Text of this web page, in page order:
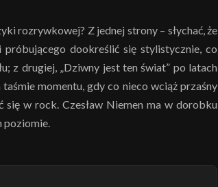
rozrywkowej? Z jednej strony – słychać, że
dookreślić się stylistycznie, co
z drugiej, „Dziwny jest ten świat” po latach
momentu, gdy co nieco wciąż przaśny
się w rock. Czesław Niemen ma w dorobku
poziomie.